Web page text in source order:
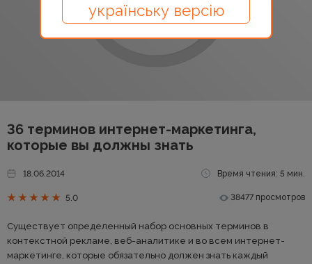
36 терминов интернет-маркетинга,
которые вы должны знать
18.06.2014 Время чтения: 5 мин.
5.0 38477 просмотров
Существует определенный набор основных терминов в
контекстной рекламе, веб-аналитике и во всем интернет-
маркетинге, которые обязательно должен знать каждый
українську версію